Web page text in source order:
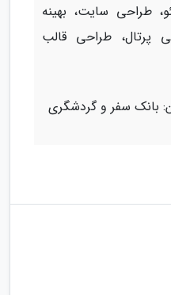
طراحی سایت، بهینه
طراحی قالب
بانک سفر و گردشگری